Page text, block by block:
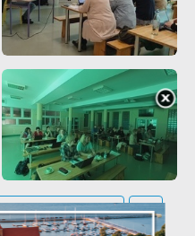
UDOSTĘPNIJ